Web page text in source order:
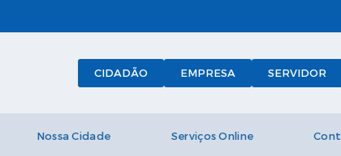
CIDADÃO EMPRESA SERVIDOR
Nossa Cidade Serviços Online